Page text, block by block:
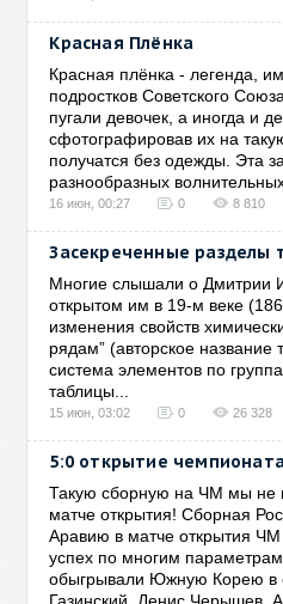
Красная Плёнка
Красная плёнка - легенда,
подростков Советского
пугали девочек, а иногда и
сфотографировав их на
получатся без одежды. Эта
разнообразных
16 июн, 00:27 0 8 810
Засекреченные разделы
Многие слышали о Дмитрии
открытом им в 19-м веке
изменения свойств
рядам” (авторское
система элементов по
таблицы...
15 июн, 03:02 0 26 328
5:0 открытие
Такую сборную на ЧМ мы не
матче открытия! Сборная
Аравию в матче открытия ЧМ
успех по многим
обыгрывали Южную Корею в